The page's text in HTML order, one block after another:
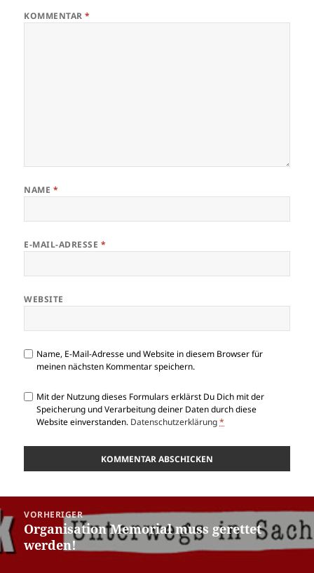
KOMMENTAR*
NAME *
E-MAIL-ADRESSE *
WEBSITE
Name, E-Mail-Adresse und Website in diesem Browser für
meinen nächsten Kommentar speichern.
Mit der Nutzung dieses Formulars erklärst Du Dich mit der
Speicherung und Verarbeitung deiner Daten durch diese
Website einverstanden. Datenschutzerklärung *
VORHERIGER
Vorheriger
Beitrag:
Organisation Memorial muss gerettet
werden!